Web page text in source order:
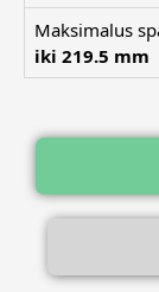
Maksimalus
iki 219.5 mm